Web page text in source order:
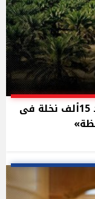
كارثة بالوادي الجديد: العطش يهدد 15ألف نخلة فى